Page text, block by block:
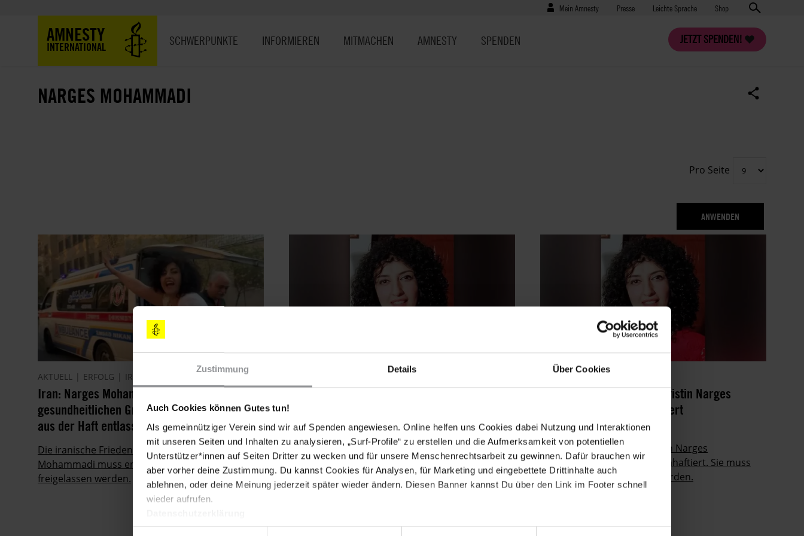
Zustimmung Details Über Cookies
Auch Cookies können Gutes tun!
Als gemeinnütziger Verein sind wir auf Spenden angewiesen. Online helfen uns Cookies dabei Nutzung und Interaktionen
mit unseren Seiten und Inhalten zu analysieren, „Surf-Profile“ zu erstellen und die Aufmerksamkeit von potentiellen
Unterstützer*innen auf Seiten Dritter zu wecken und für unsere Menschenrechtsarbeit zu gewinnen. Dafür brauchen wir
aber vorher deine Zustimmung. Du kannst Cookies für Analysen, für Marketing und eingebettete Drittinhalte auch
ablehnen, oder deine Meinung jederzeit später wieder ändern. Diesen Banner kannst Du über den Link im Footer schnell
wieder aufrufen.
Benutzermenü
Mein Amnesty Presse
Presse Leichte Sprache Shop
AMNESTY
INTERNATIONAL
JETZT SPENDEN!
SCHWERPUNKTE INFORMIEREN MITMACHEN AMNESTY SPENDEN
NARGES MOHAMMADI
Pro Seite
AKTUELL ERFOLG IRAN
Iran: Narges Mohammadi aus
gesundheitlichen Gründen vorübergehend
aus der Haft entlassen
Die iranische Friedensnobelpreisträgerin Narges
Mohammadi muss endlich bedingungslos
freigelassen werden.
06.10.2023
Iran: Narges Mohammadi erhält
Friedensnobelpreis für ihren Kampf für
Frauenrechte
Das Nobelpreiskomitee würdigt Narges
Mohammadis beispiellosen Einsatz für Frauen-
und Menschenrechte im Iran.
AKTUELL IRAN
Iran: Menschenrechtsaktivistin Narges
Mohammadi erneut inhaftiert
Die prominente iranische
Menschenrechtsverteidigerin Narges
Mohammadi wurde erneut inhaftiert. Sie muss
unverzüglich freigelassen werden.